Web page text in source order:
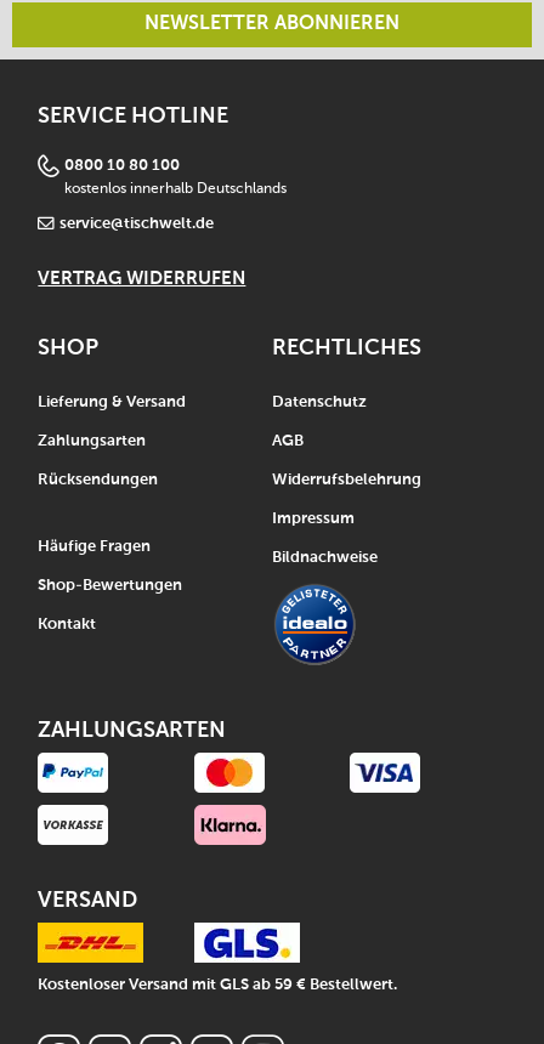
NEWSLETTER ABONNIEREN
SERVICE HOTLINE
0800 10 80 100
kostenlos innerhalb Deutschlands
service@tischwelt.de
VERTRAG WIDERRUFEN
SHOP
Lieferung & Versand
Zahlungsarten
Rücksendungen
Häufige Fragen
Shop-Bewertungen
Kontakt
RECHTLICHES
Datenschutz
AGB
Widerrufsbelehrung
Impressum
Bildnachweise
ZAHLUNGSARTEN
VERSAND
Kostenloser Versand mit GLS ab 59 € Bestellwert.